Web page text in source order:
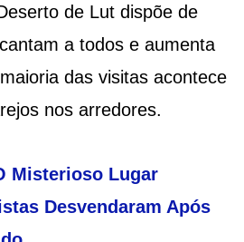
de Lut dispõe de
a todos e aumenta
das visitas acontece
nos arredores.
Misterioso Lugar
Desvendaram Após